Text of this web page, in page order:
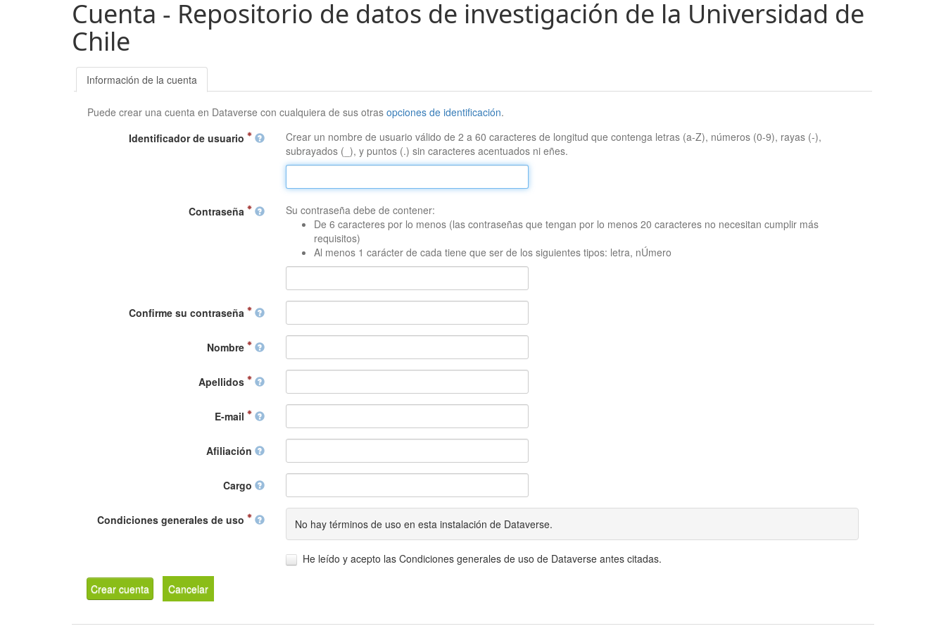
Cuenta - Repositorio de datos de investigación de la Universidad de
Chile
Información de la cuenta
Puede crear una cuenta en Dataverse con cualquiera de sus otrasopciones de identificación.
Identificador de usuario
Crear un nombre de usuario válido de 2 a 60 caracteres de longitud que contenga letras (a-Z), números (0-9), rayas (-),
subrayados (_), y puntos (.) sin caracteres acentuados ni eñes.
Contraseña
Su contraseña debe de contener:
De 6 caracteres por lo menos (las contraseñas que tengan por lo menos 20 caracteres no necesitan cumplir más
requisitos)
Al menos 1 carácter de cada tiene que ser de los siguientes tipos: letra, nÚmero
Confirme su contraseña
Nombre
Apellidos
E-mail
Afiliación
Cargo
Condiciones generales de uso No hay términos de uso en esta instalación de Dataverse.
He leído y acepto las Condiciones generales de uso de Dataverse antes citadas.
Crear cuenta Cancelar